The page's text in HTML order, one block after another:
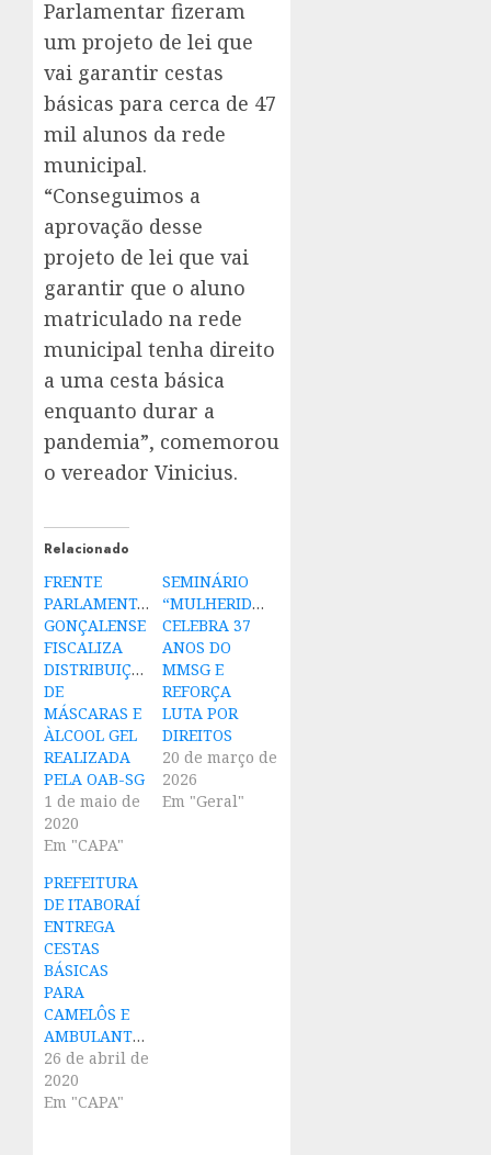
Parlamentar fizeram
um projeto de lei que
vai garantir cestas
básicas para cerca de 47
mil alunos da rede
municipal.
“Conseguimos a
aprovação desse
projeto de lei que vai
garantir que o aluno
matriculado na rede
municipal tenha direito
a uma cesta básica
enquanto durar a
pandemia”, comemorou
o vereador Vinicius.
Relacionado
FRENTE
PARLAMENTAR
GONÇALENSE
FISCALIZA
DISTRIBUIÇÃO
DE
MÁSCARAS E
ÀLCOOL GEL
REALIZADA
PELA OAB-SG
1 de maio de
2020
Em "CAPA"
SEMINÁRIO
“MULHERIDADES”
CELEBRA 37
ANOS DO
MMSG E
REFORÇA
LUTA POR
DIREITOS
20 de março de
2026
Em "Geral"
PREFEITURA
DE ITABORAÍ
ENTREGA
CESTAS
BÁSICAS
PARA
CAMELÔS E
AMBULANTES
26 de abril de
2020
Em "CAPA"